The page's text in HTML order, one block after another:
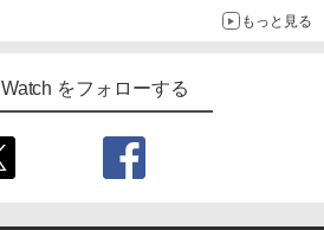
もっと見る
をフォローする